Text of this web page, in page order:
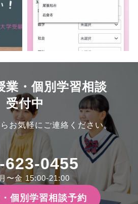
業・個別学習相談
受付中
お気軽にご連絡ください。
623-0455
〜金 15:00-21:00
個別学習相談予約